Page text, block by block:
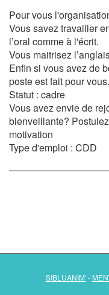
Pour vous
Vous savez travailler
l’oral comme à l'écrit.
Vous maitrisez
Enfin si vous avez de
poste est fait pour vous.
Statut : cadre
Vous avez envie de
bienveillante?
motivation
Type d'emploi : CDD
SIBLUANIM'-